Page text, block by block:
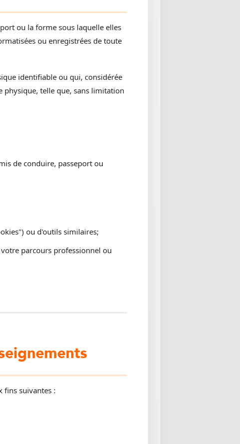
ou la forme sous laquelle elles
ou enregistrées de toute
identifiable ou qui, considérée
physique, telle que, sans limitation
de conduire, passeport ou
ou d'outils similaires;
parcours professionnel ou
fins suivantes :